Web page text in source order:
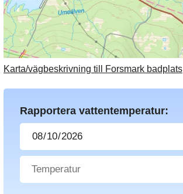
Karta/vägbeskrivning till Forsmark badplats
Rapportera vattentemperatur: